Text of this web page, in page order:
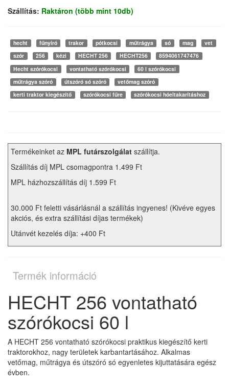
Szállítás: Raktáron (több mint 10db)
hecht fűnyíró trakor pótkocsi műtrágya só mag
vet
szór
256 kézi HECHT 256 HECHT256
8594061747476
Hecht szórókocsi
vontatható szórókocsi
60 l szórókocsi
műtrágya szóró
útszóró só szóró
vetőmag szóró
kerti traktor kiegészítő
szórókocsi fűre szórókocsi hóeltakarításhoz
Termékeinket az MPL futárszolgálat szállítja.
Szállítás díj MPL csomagpontra 1.499 Ft
MPL házhozszállítás díj 1.599 Ft
30.000 Ft feletti vásárlásnál a szállítás ingyenes! (Kivéve egyes
akciós, és extra szállítási díjas termékek)
Utánvét kezelés díja: +400 Ft
Termék információ
HECHT 256 vontatható
szórókocsi 60 l
A HECHT 256 vontatható szórókocsi praktikus kiegészítő kerti
traktorokhoz, nagy területek karbantartásához. Alkalmas
vetőmag, műtrágya és útszóró só egyenletes kijuttatására egész
évben.